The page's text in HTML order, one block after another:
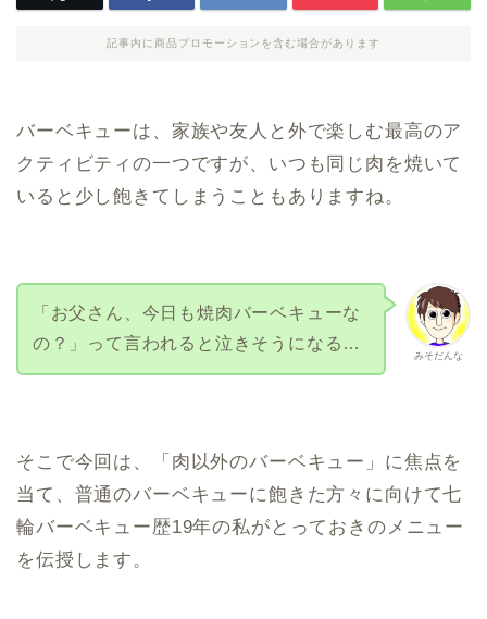
記事内に商品プロモーションを含む場合があります
バーベキューは、家族や友人と外で楽しむ最高のア
クティビティの一つですが、いつも同じ肉を焼いて
いると少し飽きてしまうこともありますね。
みそだんな
「お父さん、今日も焼肉バーベキューな
の？」って言われると泣きそうになる…
そこで今回は、「肉以外のバーベキュー」に焦点を
当て、普通のバーベキューに飽きた方々に向けて七
輪バーベキュー歴19年の私がとっておきのメニュー
を伝授します。